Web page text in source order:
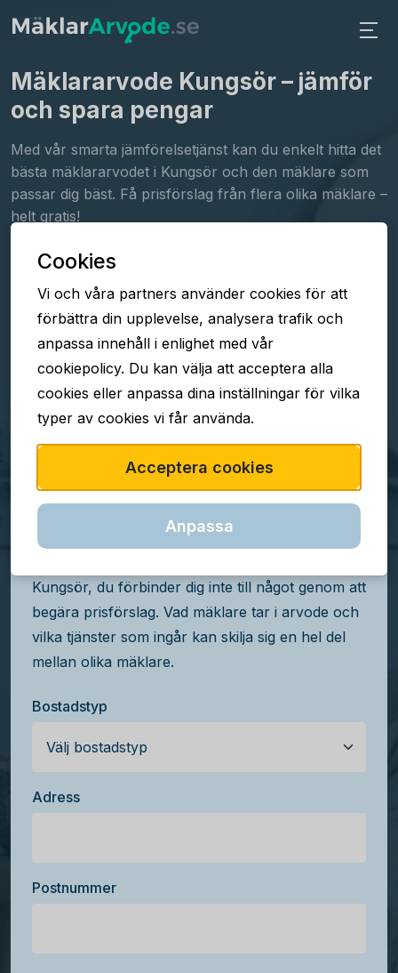
Mäklararvode Kungsör– jämför
och spara pengar
Med vår smarta jämförelsetjänst kan du enkelt hitta det
bästa mäklararvodet i Kungsör och den mäklare som
passar dig bäst. Få prisförslag från flera olika mäklare –
helt gratis!
Fyll i formuläret
Jämför arvoden
Välj mäklare
TJÄNSTEN ÄR GRATIS
Jämför mäklararvoden i
Kungsör
Kungsör, du förbinder dig inte till något genom att
begära prisförslag. Vad mäklare tar i arvode och
vilka tjänster som ingår kan skilja sig en hel del
mellan olika mäklare.
Bostadstyp
Adress
Postnummer
Cookies
Vi och våra partners använder cookies för att
förbättra din upplevelse, analysera trafik och
anpassa innehåll i enlighet med vår
cookiepolicy. Du kan välja att acceptera alla
cookies eller anpassa dina inställningar för vilka
typer av cookies vi får använda.
Acceptera cookies
Anpassa